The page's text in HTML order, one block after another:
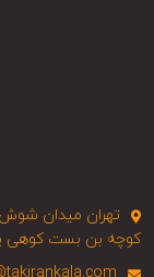
تهران میدان شوش
کوچه بن بست کوهی